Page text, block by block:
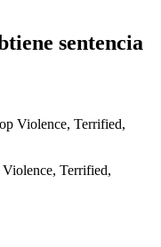
sentencia
Terrified,